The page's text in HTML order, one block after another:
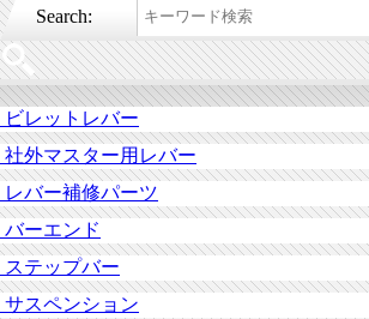
Search:
ビレットレバー
社外マスター用レバー
レバー補修パーツ
バーエンド
ステップバー
サスペンション